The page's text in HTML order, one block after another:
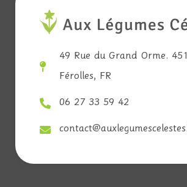
49 Rue du Grand Orme.
Férolles, FR
06 27 33 59 42